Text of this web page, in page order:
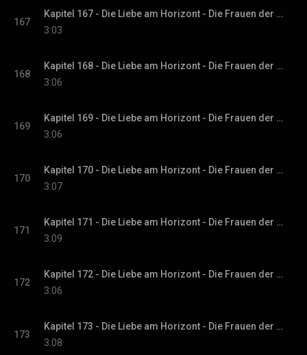
167
Kapitel 167 - Die Liebe am Horizont - Die Frauen der Villa Sommerwind, Band 3
3:03
168
Kapitel 168 - Die Liebe am Horizont - Die Frauen der Villa Sommerwind, Band 3
3:06
169
Kapitel 169 - Die Liebe am Horizont - Die Frauen der Villa Sommerwind, Band 3
3:06
170
Kapitel 170 - Die Liebe am Horizont - Die Frauen der Villa Sommerwind, Band 3
3:07
171
Kapitel 171 - Die Liebe am Horizont - Die Frauen der Villa Sommerwind, Band 3
3:09
172
Kapitel 172 - Die Liebe am Horizont - Die Frauen der Villa Sommerwind, Band 3
3:06
173
Kapitel 173 - Die Liebe am Horizont - Die Frauen der Villa Sommerwind, Band 3
3:08